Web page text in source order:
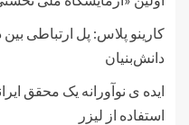
کارینو پلاس: پل ارتباطی
دانش‌بنیان
ایده ی نوآورانه یک محقق
استفاده از لیزر